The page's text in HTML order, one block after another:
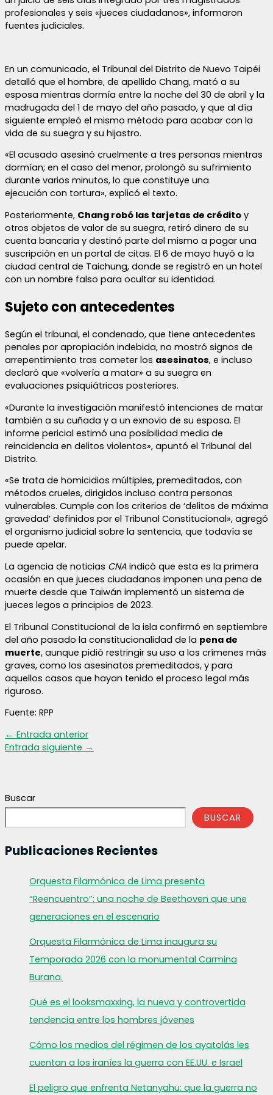
profesionales y seis «jueces ciudadanos», informaron
fuentes judiciales.
En un comunicado, el Tribunal del Distrito de Nuevo Taipéi
detalló que el hombre, de apellido Chang, mató a su
esposa mientras dormía entre la noche del 30 de abril y la
madrugada del 1 de mayo del año pasado, y que al día
siguiente empleó el mismo método para acabar con la
vida de su suegra y su hijastro.
«El acusado asesinó cruelmente a tres personas mientras
dormían; en el caso del menor, prolongó su sufrimiento
durante varios minutos, lo que constituye una
ejecución con tortura», explicó el texto.
Posteriormente, Chang robó las tarjetas de crédito y
otros objetos de valor de su suegra, retiró dinero de su
cuenta bancaria y destinó parte del mismo a pagar una
suscripción en un portal de citas. El 6 de mayo huyó a la
ciudad central de Taichung, donde se registró en un hotel
con un nombre falso para ocultar su identidad.
Sujeto con antecedentes
Según el tribunal, el condenado, que tiene antecedentes
penales por apropiación indebida, no mostró signos de
arrepentimiento tras cometer los asesinatos, e incluso
declaró que «volvería a matar» a su suegra en
evaluaciones psiquiátricas posteriores.
«Durante la investigación manifestó intenciones de matar
también a su cuñada y a un exnovio de su esposa. El
informe pericial estimó una posibilidad media de
reincidencia en delitos violentos», apuntó el Tribunal del
Distrito.
«Se trata de homicidios múltiples, premeditados, con
métodos crueles, dirigidos incluso contra personas
vulnerables. Cumple con los criterios de ‘delitos de máxima
gravedad’ definidos por el Tribunal Constitucional», agregó
el organismo judicial sobre la sentencia, que todavía se
puede apelar.
La agencia de noticias CNA indicó que esta es la primera
ocasión en que jueces ciudadanos imponen una pena de
muerte desde que Taiwán implementó un sistema de
jueces legos a principios de 2023.
El Tribunal Constitucional de la isla confirmó en septiembre
del año pasado la constitucionalidad de la pena de
muerte, aunque pidió restringir su uso a los crímenes más
graves, como los asesinatos premeditados, y para
aquellos casos que hayan tenido el proceso legal más
riguroso.
Fuente: RPP
← Entrada anterior
Entrada siguiente →
Buscar
BUSCAR
Publicaciones Recientes
Orquesta Filarmónica de Lima presenta
“Reencuentro”: una noche de Beethoven que une
generaciones en el escenario
Orquesta Filarmónica de Lima inaugura su
Temporada 2026 con la monumental Carmina
Burana.
Qué es el looksmaxxing, la nueva y controvertida
tendencia entre los hombres jóvenes
Cómo los medios del régimen de los ayatolás les
cuentan a los iraníes la guerra con EE.UU. e Israel
El peligro que enfrenta Netanyahu: que la guerra no